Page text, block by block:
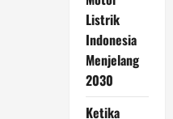
Listrik
Indonesia
Menjelang
2030
Ketika